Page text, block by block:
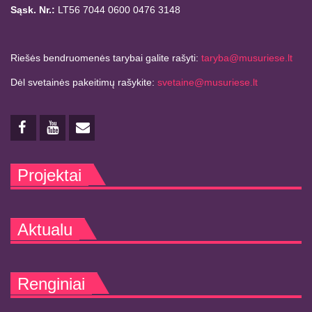
Sąsk. Nr.: LT56 7044 0600 0476 3148
Riešės bendruomenės tarybai galite rašyti: taryba@musuriese.lt
Dėl svetainės pakeitimų rašykite: svetaine@musuriese.lt
Projektai
Aktualu
Renginiai